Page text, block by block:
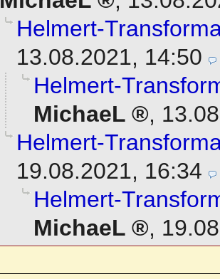
Helmert-
13.08.2021, 14:50
Helmert-
MichaeL
,
Helmert-
19.08.2021, 16:34
Helmert-
MichaeL
,